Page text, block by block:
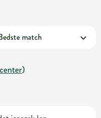
)